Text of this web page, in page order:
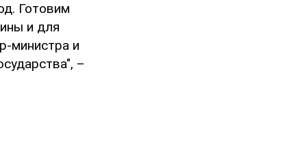
Готовим
и для
министра и
–